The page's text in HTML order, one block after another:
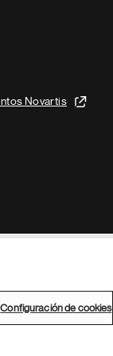
Novartis
Configuración de cookies